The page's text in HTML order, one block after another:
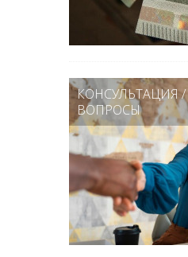
КОНСУЛЬТАЦИЯ/
ВОПРОСЫ